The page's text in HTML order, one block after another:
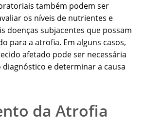
também podem ser
os níveis de nutrientes e
doenças subjacentes que possam
para a atrofia. Em alguns casos,
afetado pode ser necessária
e determinar a causa
da Atrofia